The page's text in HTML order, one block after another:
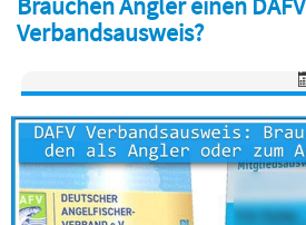
Verbandsausweis?